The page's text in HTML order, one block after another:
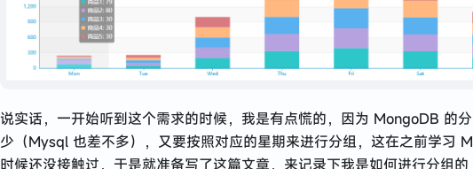
说实话，一开始听到这个需求的时候，我是有点慌的，因为 MongoDB 的
少（Mysql 也差不多），又要按照对应的星期来进行分组，这在之前学习
时候还没接触过，于是就准备写了这篇文章，来记录下我是如何进行分组的